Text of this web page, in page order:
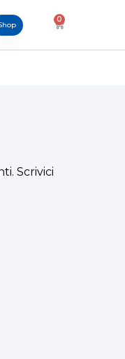
0
Scrivici